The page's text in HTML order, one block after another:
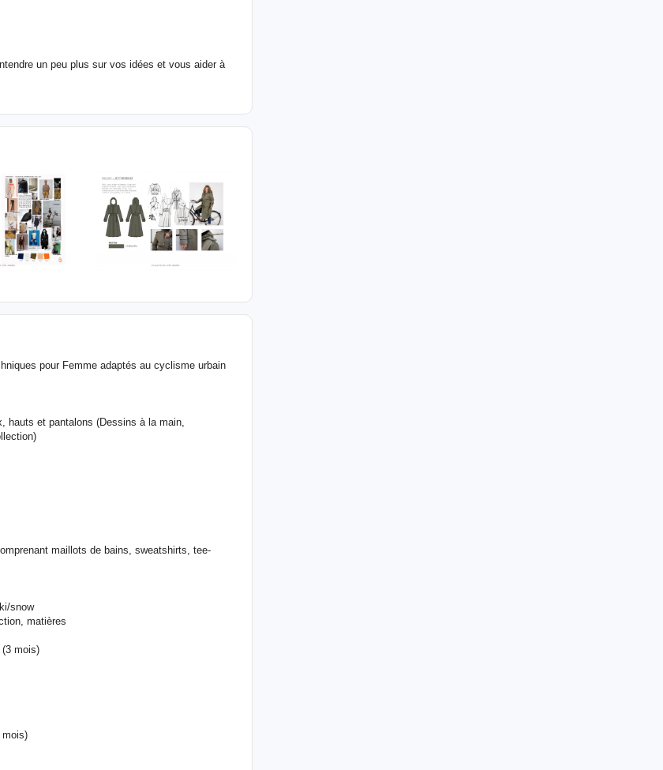
un peu plus sur vos idées et vous aider à
pour Femme adaptés au cyclisme urbain
hauts et pantalons (Dessins à la main,
maillots de bains, sweatshirts, tee-
snow
matières
mois)
mois)